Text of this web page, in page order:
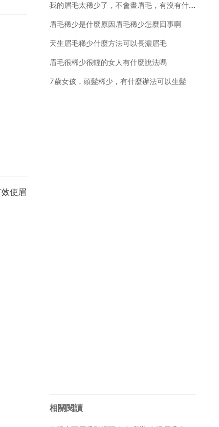
使眉
我的眉毛太稀少了，不會畫眉毛，有沒有什麼辦法可以增長眉毛
眉毛稀少是什麼原因眉毛稀少怎麼回事啊
天生眉毛稀少什麼方法可以長濃眉毛
眉毛很稀少很輕的女人有什麼說法嗎
7歲女孩，頭髮稀少，有什麼辦法可以生髮
相關閱讀